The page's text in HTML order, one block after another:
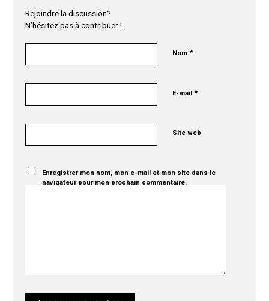
Rejoindre la discussion?
N’hésitez pas à contribuer !
Nom*
E-mail*
Site web
Enregistrer mon nom, mon e-mail et mon site dans le
navigateur pour mon prochain commentaire.